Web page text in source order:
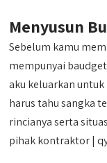
Menyusun
Sebelum kamu
mempunyai
aku keluarkan
harus tahu sangka
rincianya serta
pihak kontraktor |